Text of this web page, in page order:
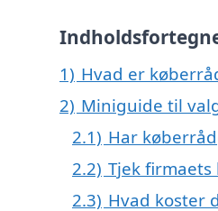
1) Hvad er
2) Miniguide til
2.1) Har
2.2) Tjek
2.3) Hvad koster